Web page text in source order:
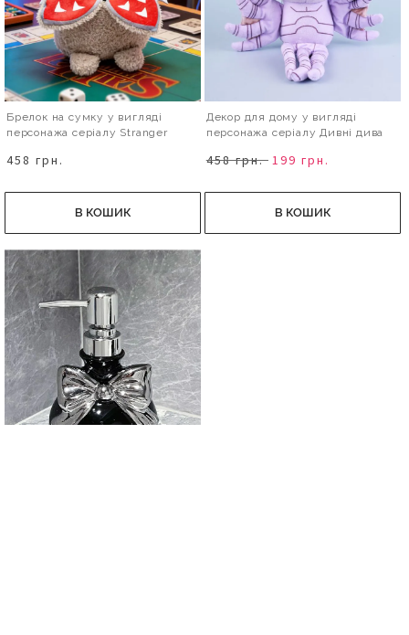
Брелок на сумку у вигляді
персонажа серіалу Stranger
458 грн.
В КОШИК
Декор для дому у вигляді
персонажа серіалу Дивні дива
458 грн. 199 грн.
В КОШИК